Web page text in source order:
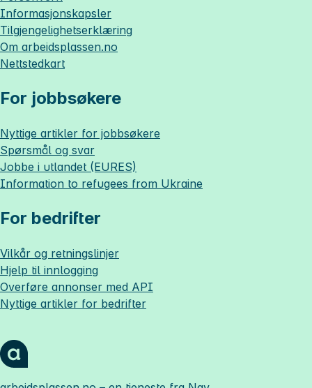
Informasjonskapsler
Tilgjengelighetserklæring
Om arbeidsplassen.no
Nettstedkart
For jobbsøkere
Nyttige artikler for jobbsøkere
Spørsmål og svar
Jobbe i utlandet (EURES)
Information to refugees from Ukraine
For bedrifter
Vilkår og retningslinjer
Hjelp til innlogging
Overføre annonser med API
Nyttige artikler for bedrifter